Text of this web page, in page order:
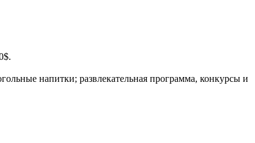
напитки; развлекательная программа, конкурсы и